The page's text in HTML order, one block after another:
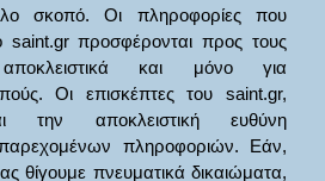
σκοπό. Οι πληροφορίες που
saint.gr προσφέρονται προς τους
και μόνο για
Οι επισκέπτες του saint.gr,
την αποκλειστική ευθύνη
πληροφοριών. Εάν,
θίγουμε πνευματικά δικαιώματα,